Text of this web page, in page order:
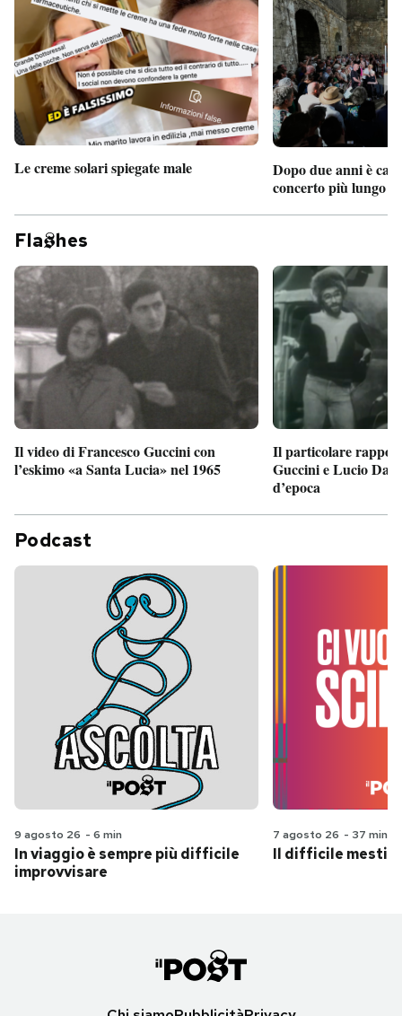
Le creme solari spiegate male
Dopo due anni è
concerto più lungo
Fla hes
Il video di Francesco Guccini con
l’eskimo «a Santa Lucia» nel 1965
Il particolare
Guccini e Lucio
d’epoca
Podcast
9 agosto 26 - 6 min
In viaggio è sempre più difficile
improvvisare
7 agosto 26 - 37 min
Il difficile